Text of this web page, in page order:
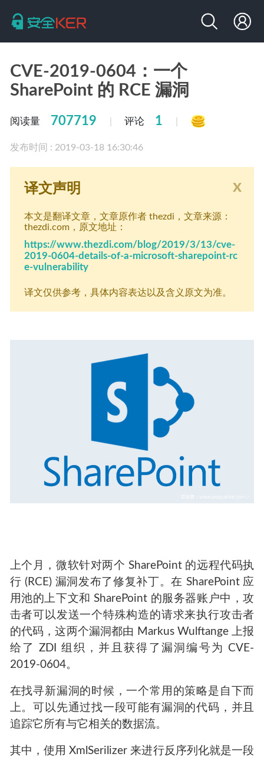
CVE-2019-0604：一个
SharePoint 的 RCE 漏洞
阅读量 707719 评论 1
发布时间 : 2019-03-18 16:30:46
x
译文声明
本文是翻译文章，文章原作者 thezdi ，文章来源：
thezdi.com，原文地址：
https://www.thezdi.com/blog/2019/3/13/cve-
2019-0604-details-of-a-microsoft-sharepoint-rc
e-vulnerability
译文仅供参考，具体内容表达以及含义原文为准。
上个月，微软针对两个 SharePoint 的远程代码执
行 (RCE) 漏洞发布了修复补丁。在 SharePoint 应
用池的上下文和 SharePoint 的服务器账户中，攻
击者可以发送一个特殊构造的请求来执行攻击者
的代码，这两个漏洞都由 Markus Wulftange 上报
给了 ZDI 组织，并且获得了漏洞编号为 CVE-
2019-0604。
在找寻新漏洞的时候，一个常用的策略是自下而
上。可以先通过找一段可能有漏洞的代码，并且
追踪它所有与它相关的数据流。
其中，使用 XmlSerilizer 来进行反序列化就是一段